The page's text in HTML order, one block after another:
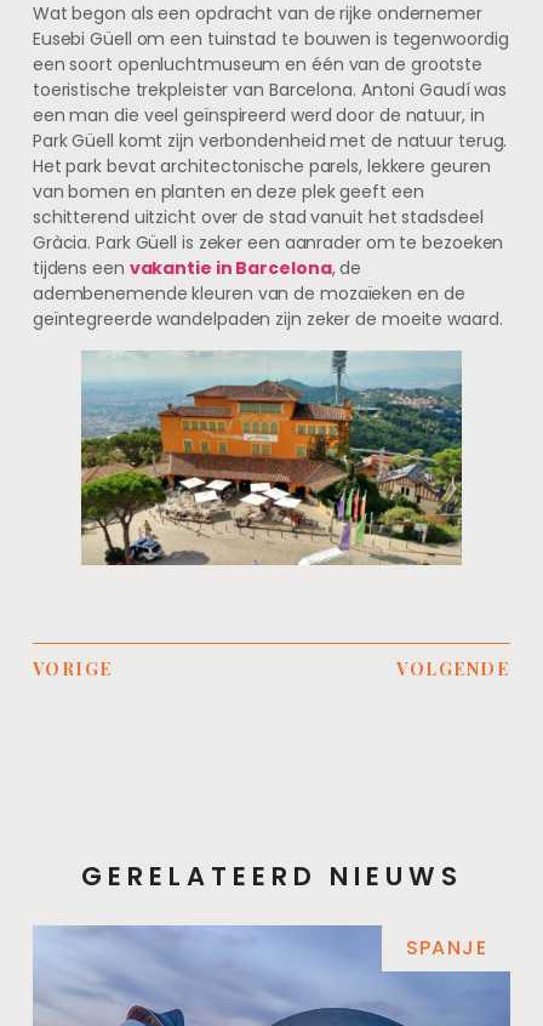
Wat begon als een opdracht van de rijke ondernemer
Eusebi Güell om een tuinstad te bouwen is tegenwoordig
een soort openluchtmuseum en één van de grootste
toeristische trekpleister van Barcelona. Antoni Gaudí was
een man die veel geïnspireerd werd door de natuur, in
Park Güell komt zijn verbondenheid met de natuur terug.
Het park bevat architectonische parels, lekkere geuren
van bomen en planten en deze plek geeft een
schitterend uitzicht over de stad vanuit het stadsdeel
Gràcia. Park Güell is zeker een aanrader om te bezoeken
tijdens een vakantie in Barcelona, de
adembenemende kleuren van de mozaïeken en de
geïntegreerde wandelpaden zijn zeker de moeite waard.
VORIGE VOLGENDE
GERELATEERD NIEUWS
SPANJE